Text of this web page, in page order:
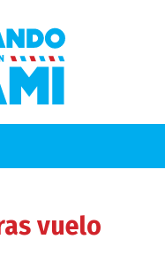
vuelo